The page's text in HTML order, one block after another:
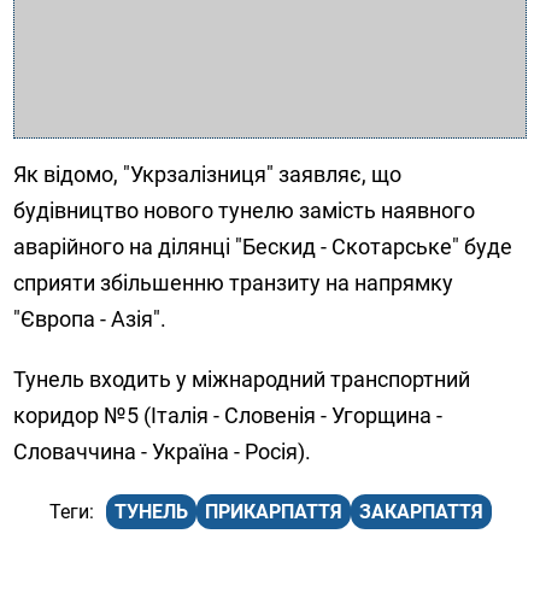
Як відомо, "Укрзалізниця" заявляє, що
будівництво нового тунелю замість наявного
аварійного на ділянці "Бескид - Скотарське" буде
сприяти збільшенню транзиту на напрямку
"Європа - Азія".
Тунель входить у міжнародний транспортний
коридор №5 (Італія - Словенія - Угорщина -
Словаччина - Україна - Росія).
ТУНЕЛЬ ПРИКАРПАТТЯ ЗАКАРПАТТЯ